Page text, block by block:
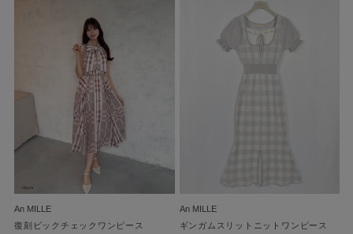
An MILLE
復刻ビックチェックワンピース
An MILLE
ギンガムスリットニットワンピース